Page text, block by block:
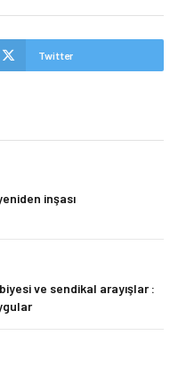
Twitter
inşası
ve sendikal arayışlar :